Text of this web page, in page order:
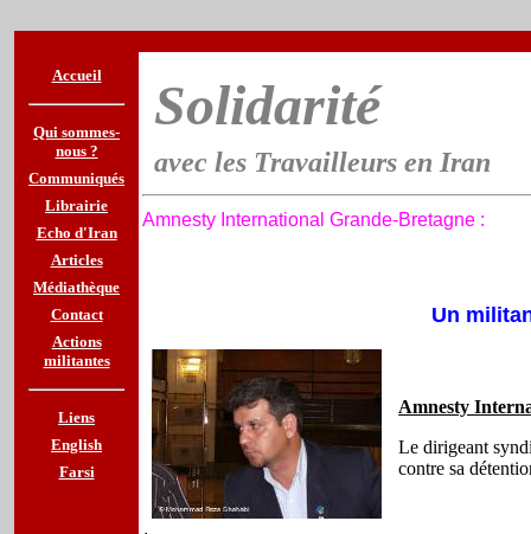
Accueil
Qui sommes-
nous ?
Communiqués
Librairie
Echo d'Iran
Articles
Médiathèque
Contact
Actions
militantes
Liens
English
Farsi
Solidarité
avec les Travailleurs en Iran
Amnesty International Grande-Bretagne :
Un
Amnesty
Le dirigeant
contre sa